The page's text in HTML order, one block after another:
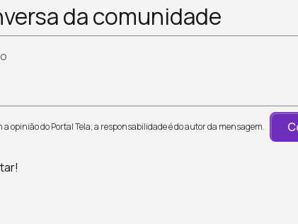
da comunidade
opinião do Portal Tela; a responsabilidade é do autor da mensagem.